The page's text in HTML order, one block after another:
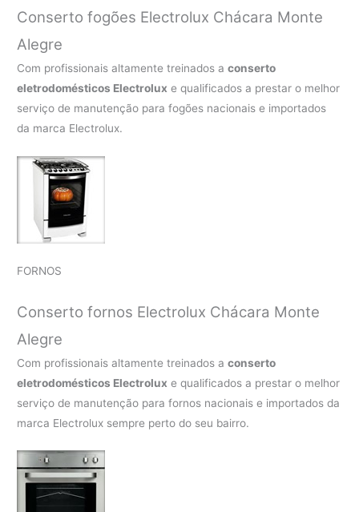
Conserto fogões Electrolux Chácara Monte
Alegre
Com profissionais altamente treinados aconserto
eletrodomésticos Electrolux e qualificados a prestar o melhor
serviço de manutenção para fogões nacionais e importados
da marca Electrolux.
FORNOS
Conserto fornos Electrolux Chácara Monte
Alegre
Com profissionais altamente treinados aconserto
eletrodomésticos Electrolux e qualificados a prestar o melhor
serviço de manutenção para fornos nacionais e importados da
marca Electrolux sempre perto do seu bairro.